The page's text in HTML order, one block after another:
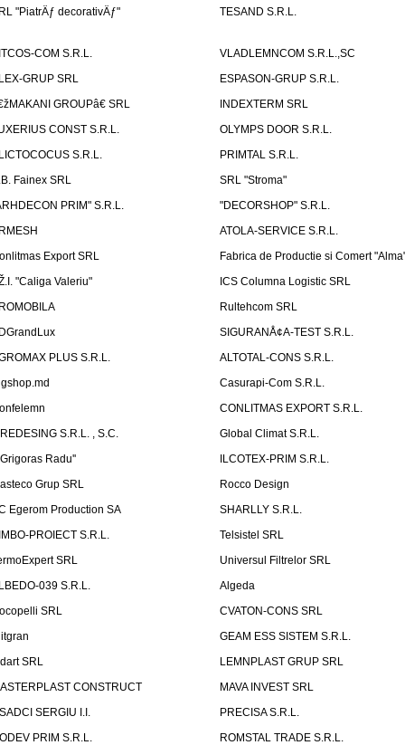
"PiatrÄƒ decorativÄƒ"
TESAND S.R.L.
COM S.R.L.
VLADLEMNCOM S.R.L.,SC
GRUP SRL
ESPASON-GRUP S.R.L.
GROUPâ€ SRL
INDEXTERM SRL
CONST S.R.L.
OLYMPS DOOR S.R.L.
S.R.L.
PRIMTAL S.R.L.
Fainex SRL
SRL "Stroma"
PRIM" S.R.L.
"DECORSHOP" S.R.L.
ATOLA-SERVICE S.R.L.
Export SRL
Fabrica de Productie si Comert
"Caliga Valeriu"
ICS Columna Logistic SRL
Rultehcom SRL
SIGURANÅ¢A-TEST S.R.L.
PLUS S.R.L.
ALTOTAL-CONS S.R.L.
Casurapi-Com S.R.L.
CONLITMAS EXPORT S.R.L.
S.R.L. , S.C.
Global Climat S.R.L.
Radu''
ILCOTEX-PRIM S.R.L.
Grup SRL
Rocco Design
Egerom Production SA
SHARLLY S.R.L.
PROIECT S.R.L.
Telsistel SRL
SRL
Universul Filtrelor SRL
039 S.R.L.
Algeda
SRL
CVATON-CONS SRL
GEAM ESS SISTEM S.R.L.
SRL
LEMNPLAST GRUP SRL
CONSTRUCT
MAVA INVEST SRL
SERGIU I.I.
PRECISA S.R.L.
PRIM S.R.L.
ROMSTAL TRADE S.R.L.